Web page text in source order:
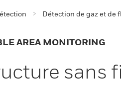
Détection de gaz et de
AREA MONITORING
sans